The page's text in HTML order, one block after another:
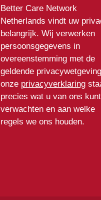
Better Care Network
Netherlands vindt uw
belangrijk. Wij verwerken
persoonsgegevens in
overeenstemming met de
geldende
onze privacyverklaring
precies wat u van ons kunt
verwachten en aan welke
regels we ons houden.